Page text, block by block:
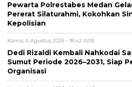
Pewarta Polrestabes Medan
Pererat Silaturahmi, Kokohkan
Kepolisian
Kamis, 6 Agustus 2026 - 18:42 WIB
Dedi Rizaldi Kembali Nahkodai
Sumut Periode 2026–2031, Siap
Organisasi